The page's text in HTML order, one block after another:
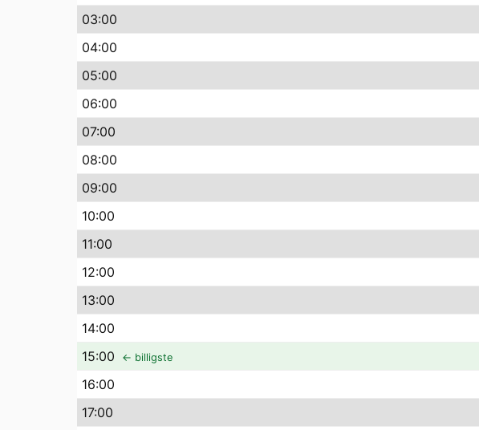
03:00
04:00
05:00
06:00
07:00
08:00
09:00
10:00
11:00
12:00
13:00
14:00
15:00 ← billigste
16:00
17:00